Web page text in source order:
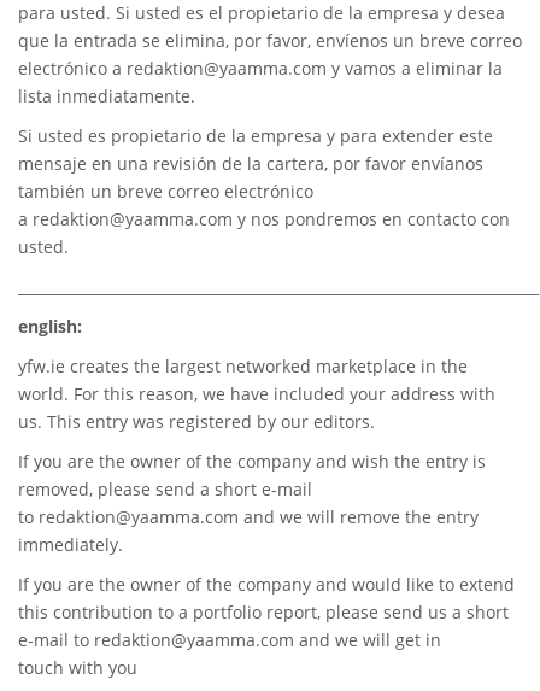
para usted. Si usted es el propietario de la empresa y desea
que la entrada se elimina, por favor, envíenos un breve correo
electrónico a redaktion@yaamma.com y vamos a eliminar la
lista inmediatamente.
Si usted es propietario de la empresa y para extender este
mensaje en una revisión de la cartera, por favor envíanos
también un breve correo electrónico
a redaktion@yaamma.com y nos pondremos en contacto con
usted.
english:
yfw.ie creates the largest networked marketplace in the
world. For this reason, we have included your address with
us. This entry was registered by our editors.
If you are the owner of the company and wish the entry is
removed, please send a short e-mail
to redaktion@yaamma.com and we will remove the entry
immediately.
If you are the owner of the company and would like to extend
this contribution to a portfolio report, please send us a short
e-mail to redaktion@yaamma.com and we will get in
touch with you